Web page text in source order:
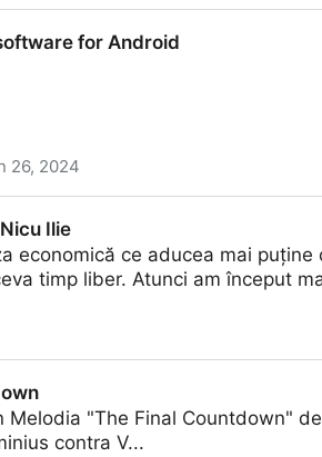
for Android
26, 2024
Ilie
economică ce aducea mai
timp liber. Atunci am început
Melodia "The Final Countdown"
contra V...